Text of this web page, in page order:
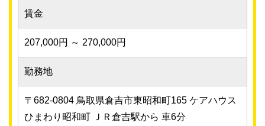
賃金
207,000円 ～ 270,000円
勤務地
〒682-0804 鳥取県倉吉市東昭和町165 ケアハウス
ひまわり昭和町 ＪＲ倉吉駅から 車6分